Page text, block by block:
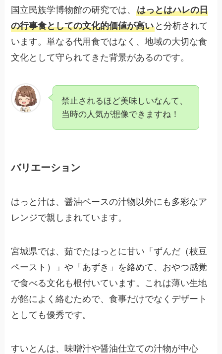
国立民族学博物館の研究では、はっとはハレの日
の行事食としての文化的価値が高い と分析されて
います。単なる代用食ではなく、地域の大切な食
文化として守られてきた背景があるのです。
禁止されるほど美味しいなんて、
当時の人気が想像できますね！
バリエーション
はっと汁は、醤油ベースの汁物以外にも多彩なア
レンジで親しまれています。
宮城県では、茹でたはっとに甘い「ずんだ（枝豆
ペースト）」や「あずき」を絡めて、おやつ感覚
で食べる文化も根付いています。これは薄い生地
が餡によく絡むためで、食事だけでなくデザート
としても優秀です。
すいとんは、味噌汁や醤油仕立ての汁物が中心